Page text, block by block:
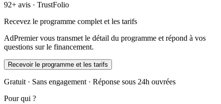
92+ avis · TrustFolio
Recevez le programme complet et les tarifs
AdPremier vous transmet le détail du programme et répond à vos
questions sur le financement.
Recevoir le programme et les tarifs
Gratuit · Sans engagement · Réponse sous 24h ouvrées
Pour qui ?